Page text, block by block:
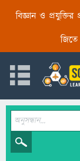
বিজ্ঞান ও
জিতে